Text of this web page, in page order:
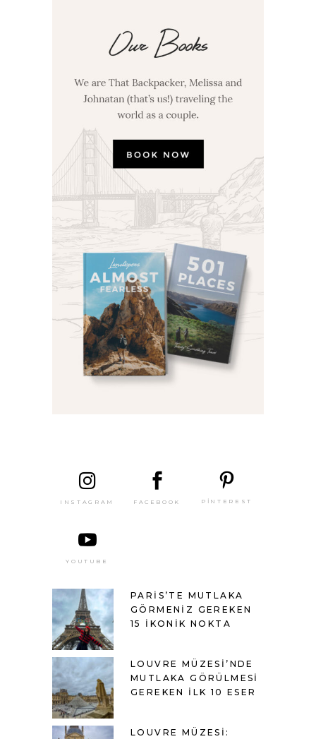
INSTAGRAM FACEBOOK PINTEREST
YOUTUBE
PARIS’TE MUTLAKA
GÖRMENIZ GEREKEN
15 İKONIK NOKTA
LOUVRE MÜZESI’NDE
MUTLAKA GÖRÜLMESI
GEREKEN İLK 10 ESER
LOUVRE MÜZESI: